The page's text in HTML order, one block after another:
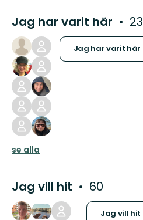
Jag har varit här 23
Jag har varit här
se alla
Jag vill hit 60
Jag vill hit